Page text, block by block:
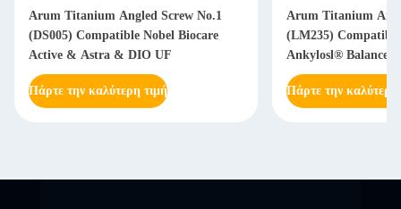
Arum Titanium Angled Screw No.1
(DS005) Compatible Nobel Biocare
Active & Astra & DIO UF
Πάρτε την καλύτερη τιμή
Arum Titanium
(LM235)
Ankylosl® Balance
Πάρτε την καλύτερη